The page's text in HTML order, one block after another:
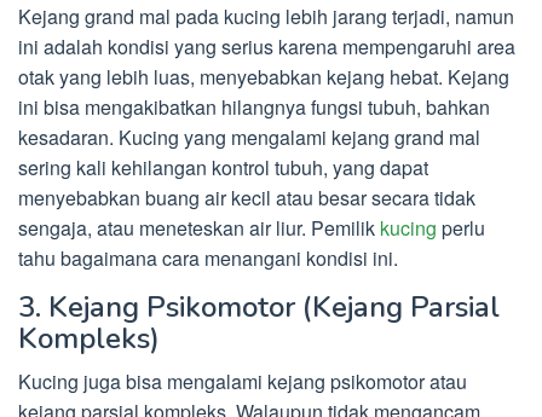
Kejang grand mal pada kucing lebih jarang terjadi, namun
ini adalah kondisi yang serius karena mempengaruhi area
otak yang lebih luas, menyebabkan kejang hebat. Kejang
ini bisa mengakibatkan hilangnya fungsi tubuh, bahkan
kesadaran. Kucing yang mengalami kejang grand mal
sering kali kehilangan kontrol tubuh, yang dapat
menyebabkan buang air kecil atau besar secara tidak
sengaja, atau meneteskan air liur. Pemilik kucing perlu
tahu bagaimana cara menangani kondisi ini.
3. Kejang Psikomotor (Kejang Parsial
Kompleks)
Kucing juga bisa mengalami kejang psikomotor atau
kejang parsial kompleks. Walaupun tidak mengancam